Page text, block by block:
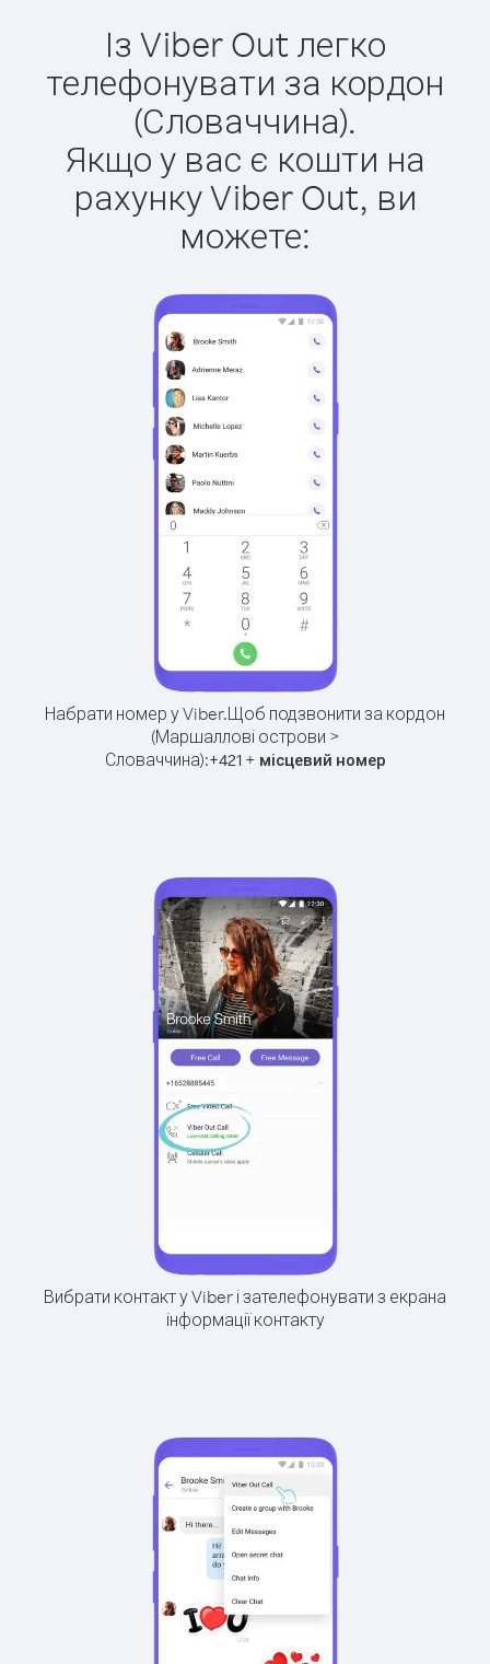
Із Viber Out легко
телефонувати за кордон
(Словаччина).
Якщо у вас є кошти на
рахунку Viber Out, ви
можете:
Набрати номер у Viber.Щоб подзвонити за кордон
(Маршаллові острови >
Словаччина):+421+ місцевий номер
Вибрати контакт у Viber і зателефонувати з екрана
інформації контакту